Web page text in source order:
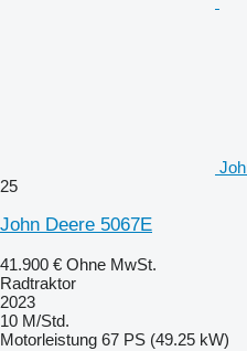
25
John Deere 5067E
41.900 € Ohne MwSt.
Radtraktor
2023
10 M/Std.
Motorleistung 67 PS (49.25 kW)